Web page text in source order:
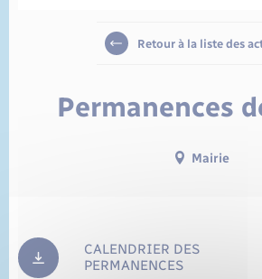
Cimetière communalRetour à la liste des
Permanences
Mairie
CALENDRIER DES
PERMANENCES